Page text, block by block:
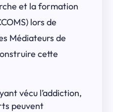
et la formation
lors de
Médiateurs de
cette
vécu l’addiction,
peuvent